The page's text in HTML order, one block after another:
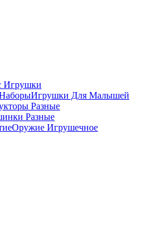
Игрушки
Игрушки Для Малышей
Разные
Разные
Оружие Игрушечное